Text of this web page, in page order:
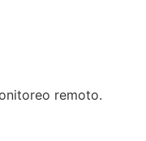
remoto.